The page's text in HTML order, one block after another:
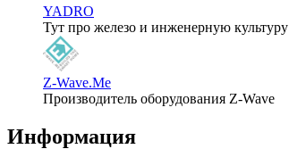
YADRO
Тут про железо и инженерную культуру
Z-Wave.Me
Производитель оборудования Z-Wave
Информация